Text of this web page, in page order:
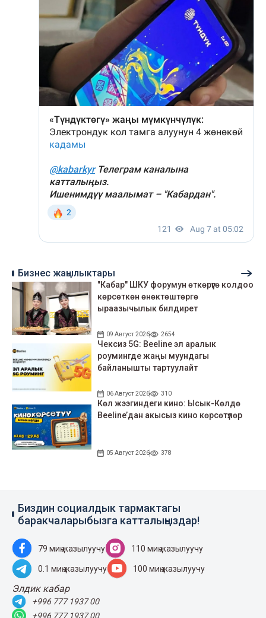
Бизнес жаңылыктары
"Кабар" ШКУ форумун өткөрүүгө колдоо
көрсөткөн өнөктөштөргө
ыраазычылык билдирет
09 Август 2026 2654
Чексиз 5G: Beeline эл аралык
роумингде жаңы муундагы
байланышты тартуулайт
06 Август 2026 310
Көл жээгиндеги кино: Ысык-Көлдө
Beeline’дан акысыз кино көрсөтүлөр
05 Август 2026 378
Биздин социалдык тармактагы
баракчаларыбызга катталыңыздар!
79 миң жазылуучу 110 миң жазылуучу
0.1 миң жазылуучу 100 миң жазылуучу
Элдик кабар
+996 777 1937 00
+996 777 1937 00